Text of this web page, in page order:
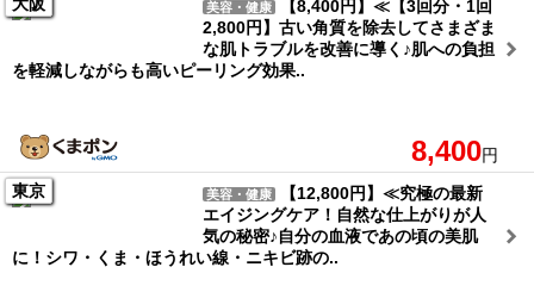
美容・健康
【8,400円】≪【3回分・1回
2,800円】古い角質を除去してさまざま
な肌トラブルを改善に導く♪肌への負担
を軽減しながらも高いピーリング効果..
8,400円
東京
美容・健康
【12,800円】≪究極の最新
エイジングケア！自然な仕上がりが人
気の秘密♪自分の血液であの頃の美肌
に！シワ・くま・ほうれい線・ニキビ跡の..